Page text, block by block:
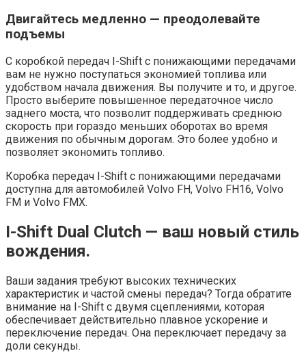
Двигайтесь медленно — преодолевайте
подъемы
С коробкой передач I-Shift с понижающими передачами
вам не нужно поступаться экономией топлива или
удобством начала движения. Вы получите и то, и другое.
Просто выберите повышенное передаточное число
заднего моста, что позволит поддерживать среднюю
скорость при гораздо меньших оборотах во время
движения по обычным дорогам. Это более удобно и
позволяет экономить топливо.
Коробка передач I-Shift с понижающими передачами
доступна для автомобилей Volvo FH, Volvo FH16, Volvo
FM и Volvo FMX.
I-Shift Dual Clutch — ваш новый стиль
вождения.
Ваши задания требуют высоких технических
характеристик и частой смены передач? Тогда обратите
внимание на I-Shift с двумя сцеплениями, которая
обеспечивает действительно плавное ускорение и
переключение передач. Она переключает передачу за
доли секунды.